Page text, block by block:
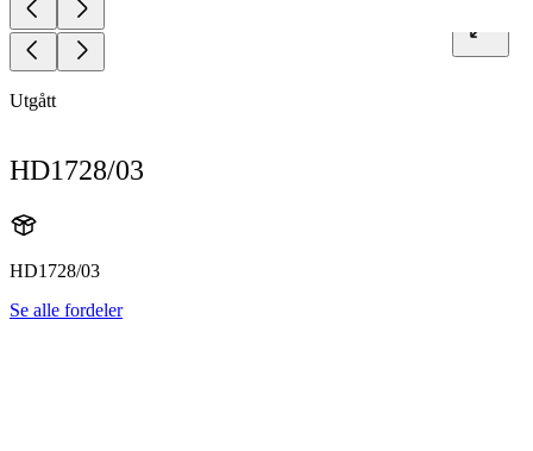
Utgått
HD1728/03
HD1728/03
Se alle fordeler